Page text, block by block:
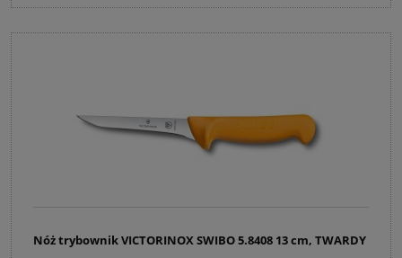
Nóż trybownik VICTORINOX SWIBO 5.8408 13 cm, TWARDY